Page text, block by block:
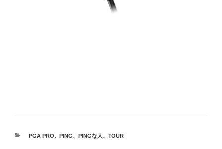
カ
PGA PRO、 PING、 PINGな人 、 TOUR